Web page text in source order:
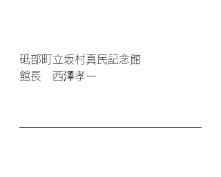
砥部町立坂村真民記念館
館長　西澤孝一